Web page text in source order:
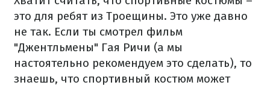
это для ребят из Троещины. Это уже давно
не так. Если ты смотрел фильм
"Джентльмены" Гая Ричи (а мы
настоятельно рекомендуем это сделать), то
знаешь, что спортивный костюм может